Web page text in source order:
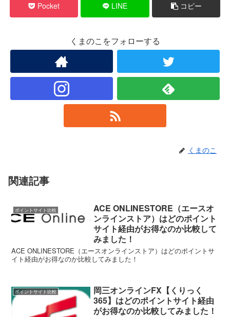
Pocket LINE コピー
くまのこをフォローする
くまのこ
関連記事
ポイントサイト比較
ACE ONLINESTORE（エースオ
ンラインストア）はどのポイント
サイト経由がお得なのか比較して
みました！
ACE ONLINESTORE（エースオンラインストア）はどのポイントサ
イト経由がお得なのか比較してみました！
ポイントサイト比較
岡三オンラインFX【くりっく
365】はどのポイントサイト経由
がお得なのか比較してみました！